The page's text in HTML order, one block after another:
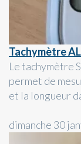
Tachymètre
Le tachymètre
permet de
et la longueur
dimanche 30